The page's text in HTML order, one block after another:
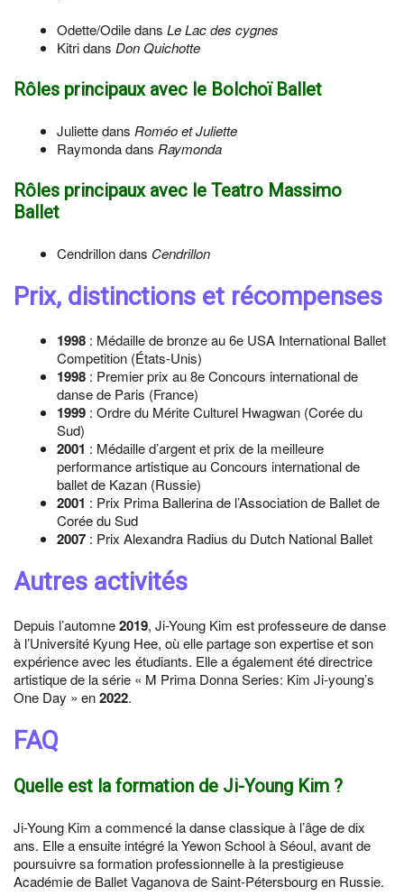
Odette/Odile dans Le Lac des cygnes
Kitri dans Don Quichotte
Rôles principaux avec le Bolchoï Ballet
Juliette dans Roméo et Juliette
Raymonda dans Raymonda
Rôles principaux avec le Teatro Massimo
Ballet
Cendrillon dans Cendrillon
Prix, distinctions et récompenses
1998 : Médaille de bronze au 6e USA International Ballet
Competition (États-Unis)
1998 : Premier prix au 8e Concours international de
danse de Paris (France)
1999 : Ordre du Mérite Culturel Hwagwan (Corée du
Sud)
2001 : Médaille d’argent et prix de la meilleure
performance artistique au Concours international de
ballet de Kazan (Russie)
2001 : Prix Prima Ballerina de l’Association de Ballet de
Corée du Sud
2007 : Prix Alexandra Radius du Dutch National Ballet
Autres activités
Depuis l’automne2019, Ji-Young Kim est professeure de danse
à l’Université Kyung Hee, où elle partage son expertise et son
expérience avec les étudiants. Elle a également été directrice
artistique de la série « M Prima Donna Series: Kim Ji-young’s
One Day » en2022.
FAQ
Quelle est la formation de Ji-Young Kim ?
Ji-Young Kim a commencé la danse classique à l’âge de dix
ans. Elle a ensuite intégré la Yewon School à Séoul, avant de
poursuivre sa formation professionnelle à la prestigieuse
Académie de Ballet Vaganova de Saint-Pétersbourg en Russie.